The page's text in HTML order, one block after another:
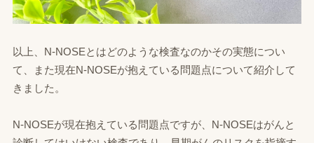
以上、N-NOSEとはどのような検査なのかその実態につい
て、また現在N-NOSEが抱えている問題点について紹介して
きました。
N‐NOSEが現在抱えている問題点ですが、N‐NOSEはがんと